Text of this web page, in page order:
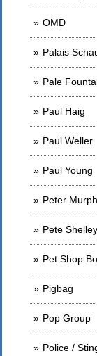
OMD
Palais
Pale
Paul Haig
Paul Weller
Paul Young
Peter
Pete Shelley
Pet Shop
Pigbag
Pop Group
Police /